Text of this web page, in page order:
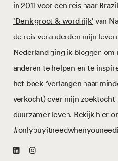
in 2011 voor een reis naar
'Denk groot & word rijk’ van
de reis veranderden mijn
Nederland ging ik bloggen om
anderen te helpen en te
het boek ‘Verlangen naar
verkocht) over mijn zoektocht
duurzamer leven. Bekijk hier